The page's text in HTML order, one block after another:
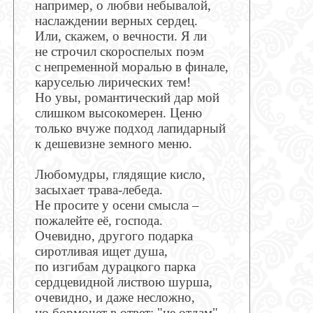
например, о любви небывалой,
наслаждении верных сердец.
Или, скажем, о вечности. Я ли
не строчил скороспелых поэм
с непременной моралью в финале,
каруселью лирических тем!
Но увы, романтический дар мой
слишком высокомерен. Ценю
только вчуже подход лапидарный
к дешевизне земного меню.
Любомудры, глядящие кисло,
засыхает трава-лебеда.
Не просите у осени смысла –
пожалейте её, господа.
Очевидно, другого подарка
сиротливая ищет душа,
по изгибам дурацкого парка
сердцевидной листвою шурша,
очевидно, и даже несложно,